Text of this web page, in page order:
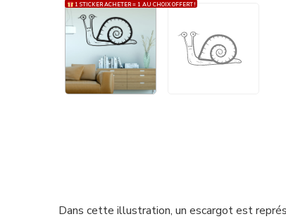
1 STICKER ACHETER = 1 AU CHOIX OFFERT !
Dans cette illustration, un escargot est